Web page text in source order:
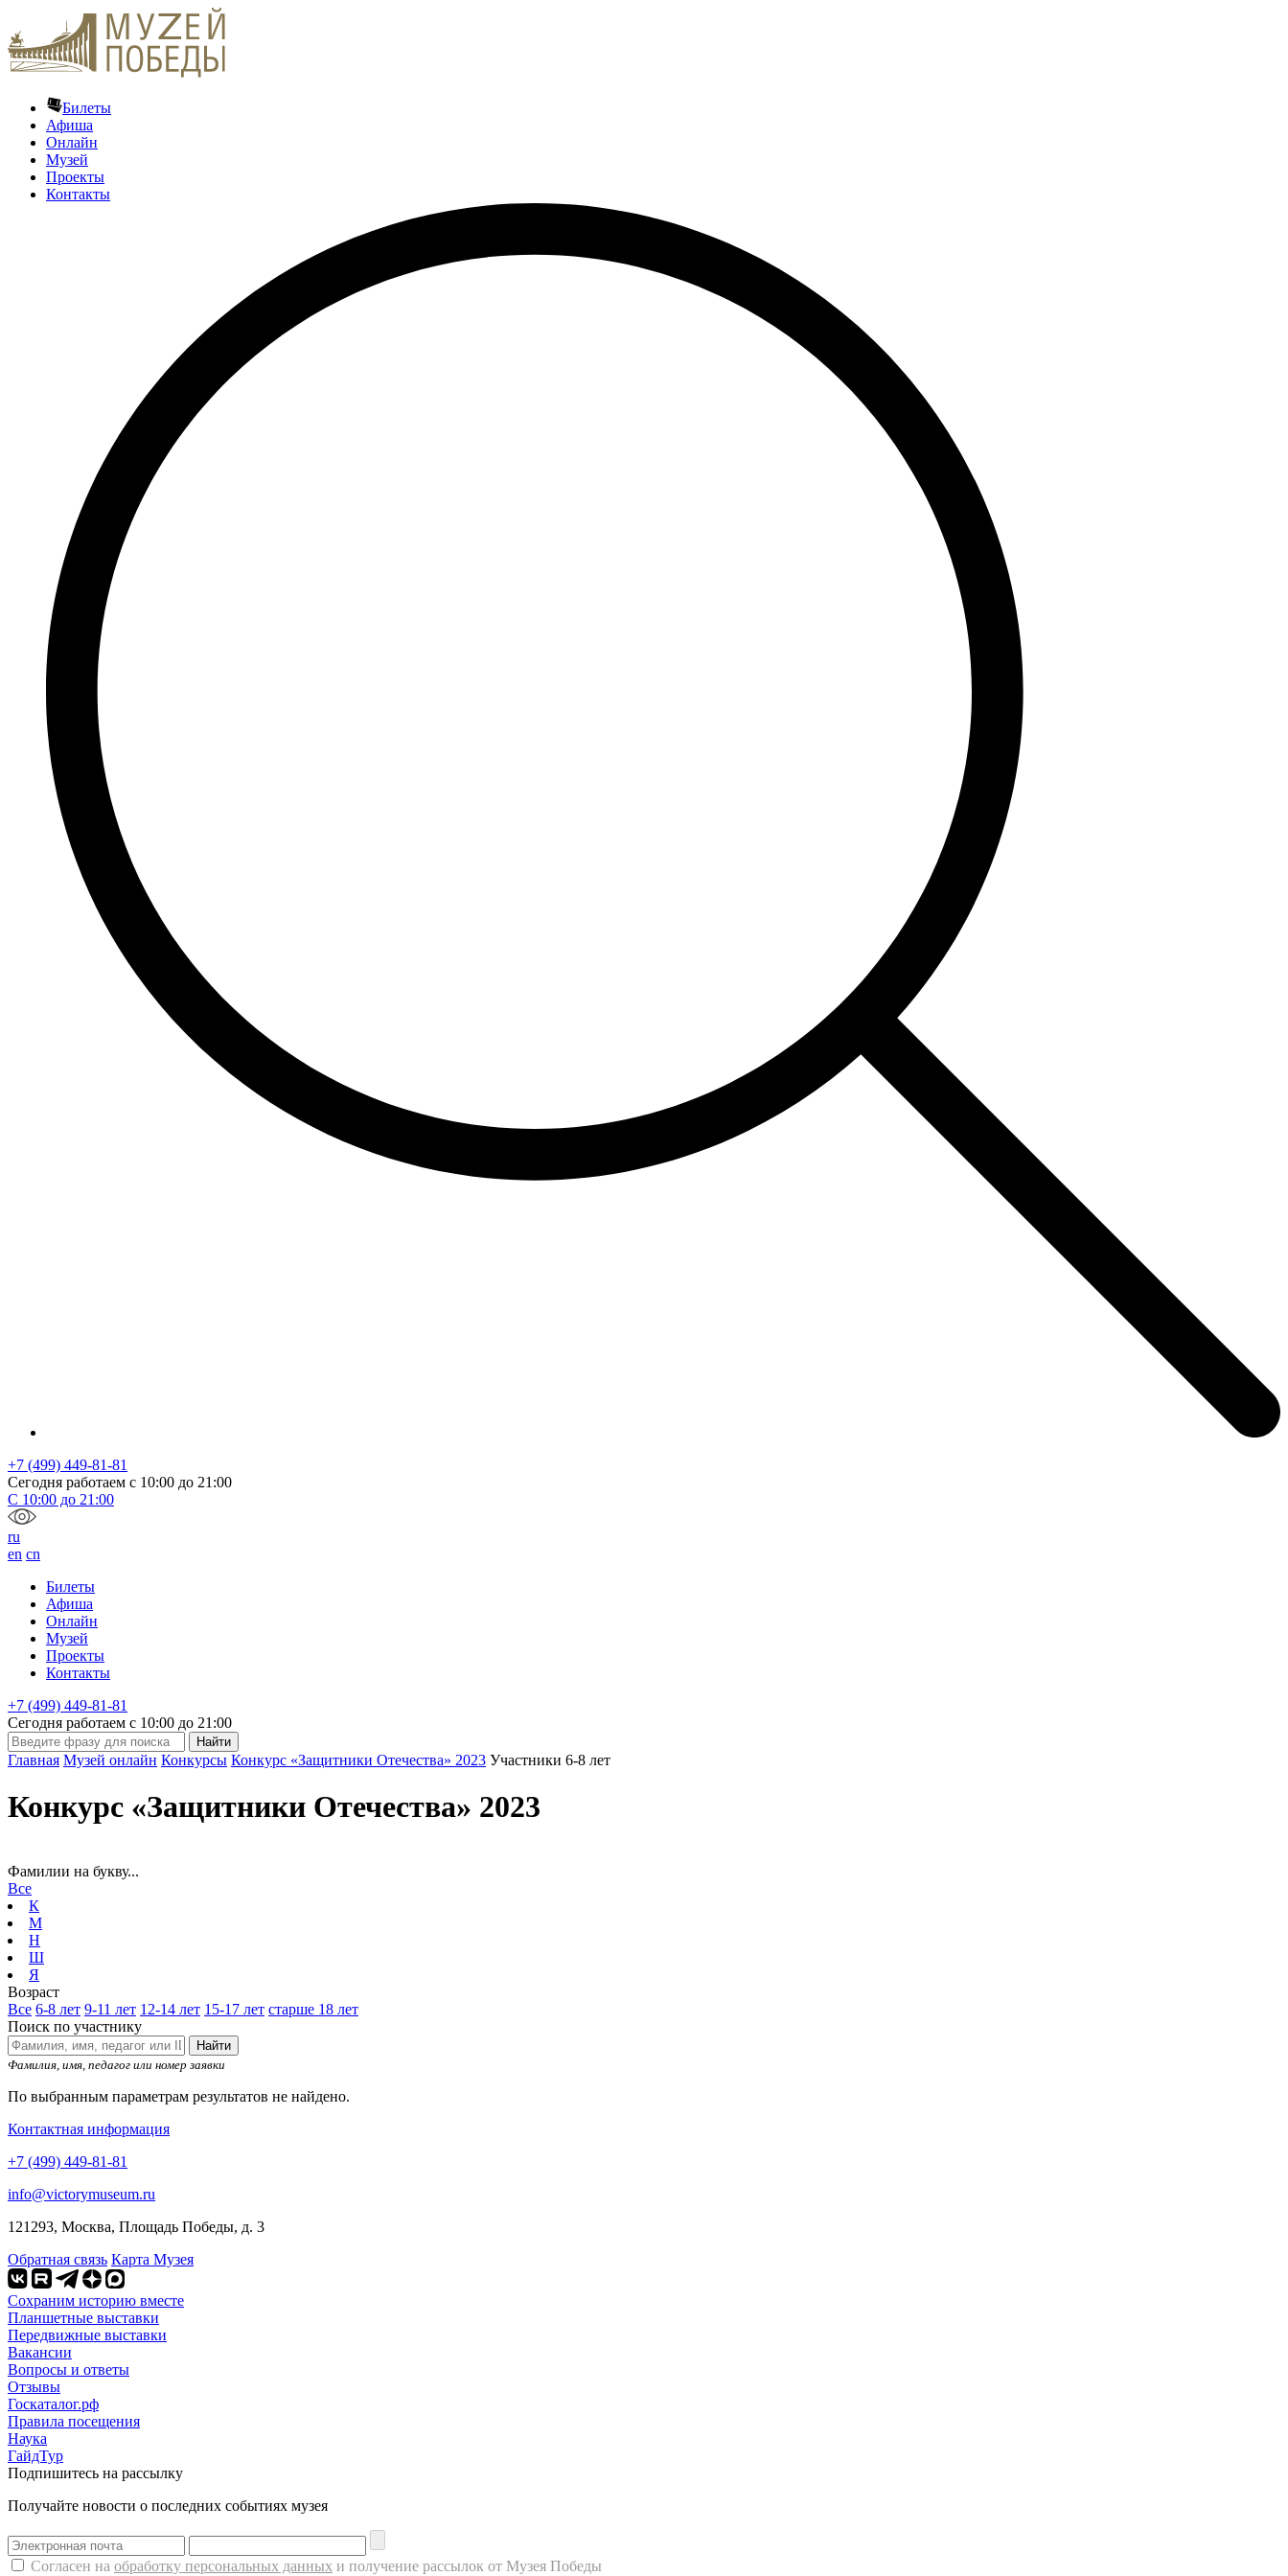
Билеты
Афиша
Онлайн
Музей
Проекты
Контакты
+7 (499) 449-81-81
Сегодня работаем с 10:00 до 21:00
С 10:00 до 21:00
ru
en cn
Билеты
Афиша
Онлайн
Музей
Проекты
Контакты
+7 (499) 449-81-81
Сегодня работаем с 10:00 до 21:00
Главная Музей онлайн Конкурсы Конкурс «Защитники Отечества» 2023 Участники 6-8 лет
Конкурс «Защитники Отечества» 2023
Фамилии на букву...
Все
К
М
Н
Ш
Я
Возраст
Все 6-8 лет 9-11 лет 12-14 лет 15-17 лет старше 18 лет
Поиск по участнику
Найти
Фамилия, имя, педагог или номер заявки
По выбранным параметрам результатов не найдено.
Контактная информация
+7 (499) 449-81-81
info@victorymuseum.ru
121293, Москва, Площадь Победы, д. 3
Обратная связь Карта Музея
Сохраним историю вместе
Планшетные выставки
Передвижные выставки
Вакансии
Вопросы и ответы
Отзывы
Госкаталог.рф
Правила посещения
Наука
ГайдТур
Подпишитесь на рассылку
Получайте новости о последних событиях музея
Согласен на обработку персональных данных и получение рассылок от Музея Победы